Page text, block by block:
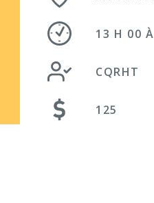
13 H 00
CQRHT
125